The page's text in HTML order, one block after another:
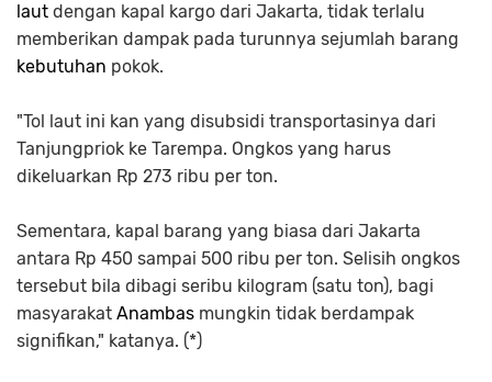
laut dengan kapal kargo dari Jakarta, tidak terlalu
memberikan dampak pada turunnya sejumlah barang
kebutuhan pokok.
"Tol laut ini kan yang disubsidi transportasinya dari
Tanjungpriok ke Tarempa. Ongkos yang harus
dikeluarkan Rp 273 ribu per ton.
Sementara, kapal barang yang biasa ‎dari Jakarta
antara Rp 450 sampai 500 ribu per ton. Selisih ongkos
tersebut bila dibagi seribu kilogram (satu ton), bagi
masyarakat Anambas mungkin tidak berdampak
signifikan," katanya. (*)